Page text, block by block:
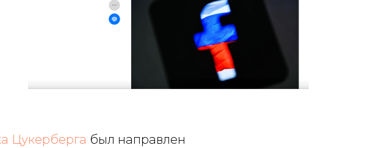
Цукерберга был направлен